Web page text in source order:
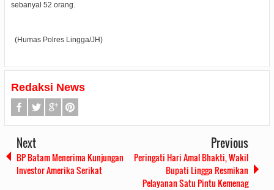
sebanyal 52 orang.
(Humas Polres Lingga/JH)
Redaksi News
Next
BP Batam Menerima Kunjungan
Investor Amerika Serikat
Previous
Peringati Hari Amal Bhakti, Wakil
Bupati Lingga Resmikan
Pelayanan Satu Pintu Kemenag